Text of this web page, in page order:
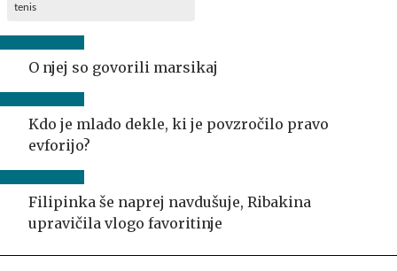
tenis
O njej so govorili marsikaj
Kdo je mlado dekle, ki je povzročilo pravo
evforijo?
Filipinka še naprej navdušuje, Ribakina
upravičila vlogo favoritinje